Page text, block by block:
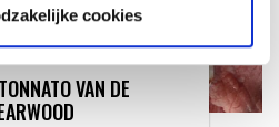
cookies
VAN DE